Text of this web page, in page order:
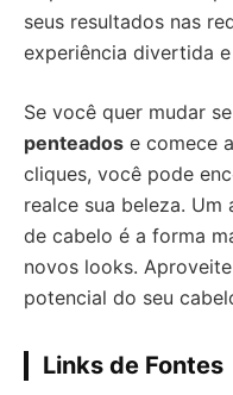
seus resultados nas
experiência divertida
Se você quer mudar
penteados e comece
cliques, você pode
realce sua beleza.
de cabelo é a forma
novos looks.
potencial do seu
Links de Fontes